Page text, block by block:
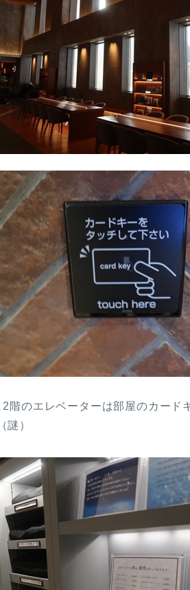
2階のエレベーターは部屋のカード
謎）